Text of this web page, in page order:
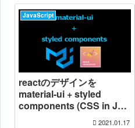
JavaScript
reactのデザインを
material-ui + styled
components (CSS in JS)
を組み合わせて利用する
2021.01.17